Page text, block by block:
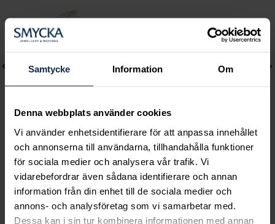
Samtycke Information Om
Denna webbplats använder cookies
Vi använder enhetsidentifierare för att anpassa innehållet
och annonserna till användarna, tillhandahålla funktioner
för sociala medier och analysera vår trafik. Vi
vidarebefordrar även sådana identifierare och annan
information från din enhet till de sociala medier och
annons- och analysföretag som vi samarbetar med.
Dessa kan i sin tur kombinera informationen med annan
Lily and Rose
Emily pearl bracelet -
349 kr
Mockberg
Ines Earring